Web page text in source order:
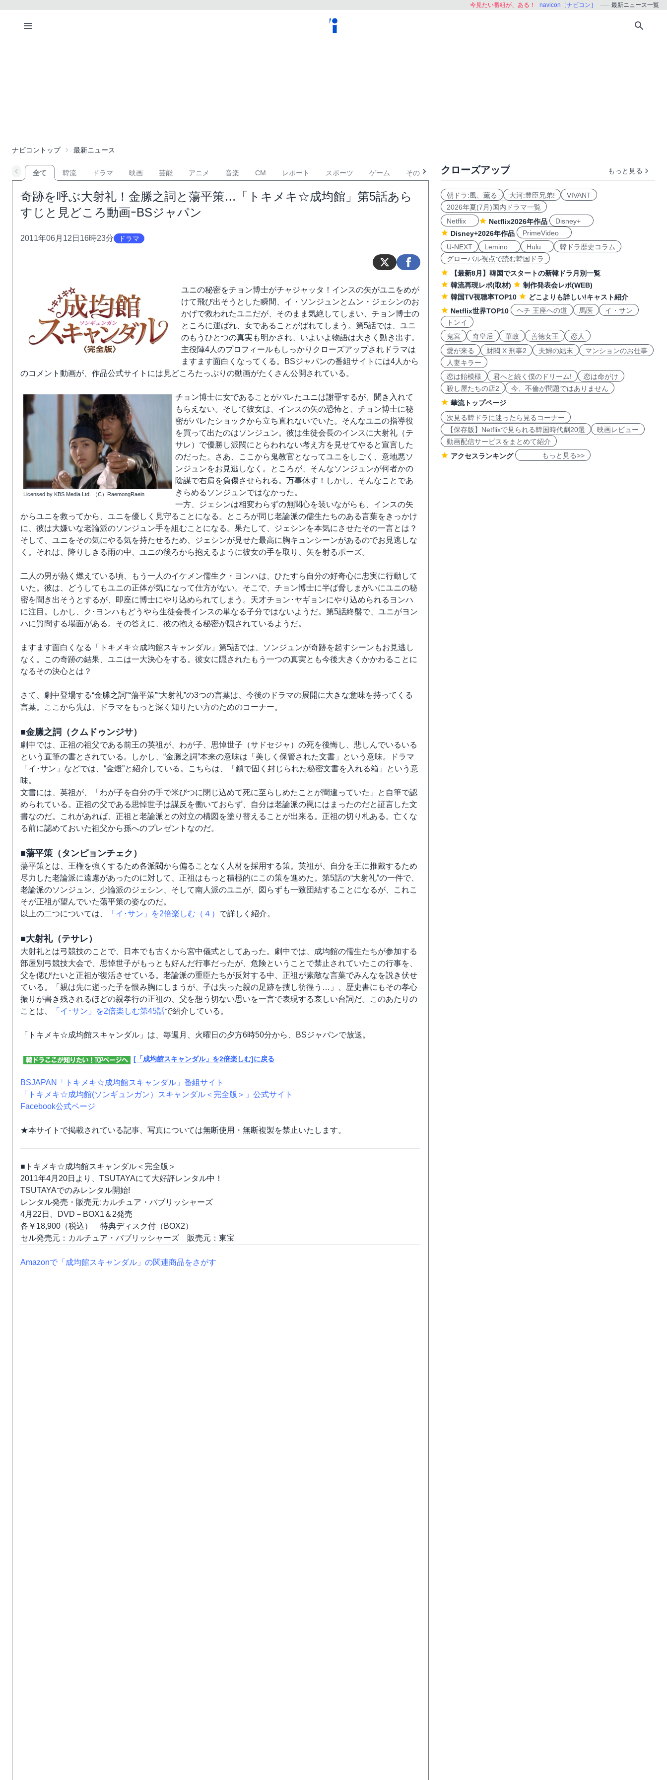
今見たい番組が、ある！ navicon［ナビコン］ 最新ニュース一覧
ナビコントップ 最新ニュース
全て 韓流 ドラマ 映画 芸能 アニメ 音楽 CM レポート スポーツ ゲーム その他
奇跡を呼ぶ大射礼！金縢之詞と蕩平策…「トキメキ☆成均館」第5話あら
すじと見どころ動画ｰBSジャパン
2011年06月12日16時23分 ドラマ
ユニの秘密をチョン博士がチャジャッタ！インスの矢がユニをめが
けて飛び出そうとした瞬間、イ・ソンジュンとムン・ジェシンのお
かげで救われたユニだが、そのまま気絶してしまい、チョン博士の
ところに運ばれ、女であることがばれてしまう。第5話では、ユニ
のもうひとつの真実も明かされ、いよいよ物語は大きく動き出す。
主役陣4人のプロフィールもしっかりクローズアップされドラマは
ますます面白くなってくる。BSジャパンの番組サイトには4人から
のコメント動画が、作品公式サイトには見どころたっぷりの動画がたくさん公開されている。
Licensed by KBS Media Ltd. （C）RaemongRaein
チョン博士に女であることがバレたユニは謝罪するが、聞き入れて
もらえない。そして彼女は、インスの矢の恐怖と、チョン博士に秘
密がバレたショックから立ち直れないでいた。そんなユニの指導役
を買って出たのはソンジュン。彼は生徒会長のインスに大射礼（テ
サレ）で優勝し派閥にとらわれない考え方を見せてやると宣言した
のだった。さあ、ここから鬼教官となってユニをしごく、意地悪ソ
ンジュンをお見逃しなく。ところが、そんなソンジュンが何者かの
陰謀で右肩を負傷させられる。万事休す！しかし、そんなことであ
きらめるソンジュンではなかった。
一方、ジェシンは相変わらずの無関心を装いながらも、インスの矢
からユニを救ってから、ユニを優しく見守ることになる。ところが同じ老論派の儒生たちのある言葉をきっかけ
に、彼は大嫌いな老論派のソンジュン手を組むことになる。果たして、ジェシンを本気にさせたその一言とは？
そして、ユニをその気にやる気を持たせるため、ジェシンが見せた最高に胸キュンシーンがあるのでお見逃しな
く。それは、降りしきる雨の中、ユニの後ろから抱えるように彼女の手を取り、矢を射るポーズ。
二人の男が熱く燃えている頃、もう一人のイケメン儒生ク・ヨンハは、ひたすら自分の好奇心に忠実に行動して
いた。彼は、どうしてもユニの正体が気になって仕方がない。そこで、チョン博士に半ば脅しまがいにユニの秘
密を聞き出そうとするが、即座に博士にやり込められてしまう。天才チョン･ヤギョンにやり込められるヨンハ
に注目。しかし、ク･ヨンハもどうやら生徒会長インスの単なる子分ではないようだ。第5話終盤で、ユニがヨン
ハに質問する場面がある。その答えに、彼の抱える秘密が隠されているようだ。
ますます面白くなる「トキメキ☆成均館スキャンダル」第5話では、ソンジュンが奇跡を起すシーンもお見逃し
なく。この奇跡の結果、ユニは一大決心をする。彼女に隠されたもう一つの真実とも今後大きくかかわることに
なるその決心とは？
さて、劇中登場する“金縢之詞”“蕩平策”“大射礼”の3つの言葉は、今後のドラマの展開に大きな意味を持ってくる
言葉。ここから先は、ドラマをもっと深く知りたい方のためのコーナー。
■金縢之詞（クムドゥンジサ）
劇中では、正祖の祖父である前王の英祖が、わが子、思悼世子（サドセジャ）の死を後悔し、悲しんでいるいる
という直筆の書とされている。しかし、“金縢之詞”本来の意味は「美しく保管された文書」という意味。ドラマ
「イ･サン」などでは、“金燈”と紹介している。こちらは、「鎖で固く封じられた秘密文書を入れる箱」という意
味。
文書には、英祖が、「わが子を自分の手で米びつに閉じ込めて死に至らしめたことが間違っていた」と自筆で認
められている。正祖の父である思悼世子は謀反を働いておらず、自分は老論派の罠にはまったのだと証言した文
書なのだ。これがあれば、正祖と老論派との対立の構図を塗り替えることが出来る。正祖の切り札ある。亡くな
る前に認めておいた祖父から孫へのプレゼントなのだ。
■蕩平策（タンピョンチェク）
蕩平策とは、王権を強くするため各派閥から偏ることなく人材を採用する策。英祖が、自分を王に推戴するため
尽力した老論派に遠慮があったのに対して、正祖はもっと積極的にこの策を進めた。第5話の“大射礼”の一件で、
老論派のソンジュン、少論派のジェシン、そして南人派のユニが、図らずも一致団結することになるが、これこ
そが正祖が望んでいた蕩平策の姿なのだ。
以上の二つについては、
「イ･サン」を2倍楽しむ（４） で詳しく紹介。
■大射礼（テサレ）
大射礼とは弓競技のことで、日本でも古くから宮中儀式としてあった。劇中では、成均館の儒生たちが参加する
部屋別弓競技大会で、思悼世子がもっとも好んだ行事だったが、危険ということで禁止されていたこの行事を、
父を偲びたいと正祖が復活させている。老論派の重臣たちが反対する中、正祖が素敵な言葉でみんなを説き伏せ
ている。「親は先に逝った子を恨み胸にしまうが、子は失った親の足跡を捜し彷徨う…」、歴史書にもその孝心
振りが書き残されるほどの親孝行の正祖の、父を想う切ない思いを一言で表現する哀しい台詞だ。このあたりの
ことは、
「イ･サン」を2倍楽しむ第45話で紹介している。
「トキメキ☆成均館スキャンダル」は、毎週月、火曜日の夕方6時50分から、BSジャパンで放送。
[「成均館スキャンダル」を2倍楽しむ]に戻る
BSJAPAN「トキメキ☆成均館スキャンダル」番組サイト
「トキメキ☆成均館(ソンギュンガン）スキャンダル＜完全版＞」公式サイト
Facebook公式ページ
★本サイトで掲載されている記事、写真については無断使用・無断複製を禁止いたします。
■トキメキ☆成均館スキャンダル＜完全版＞
2011年4月20日より、TSUTAYAにて大好評レンタル中！
TSUTAYAでのみレンタル開始!
レンタル発売・販売元:カルチュア・パブリッシャーズ
4月22日、DVD－BOX1＆2発売
各￥18,900（税込） 特典ディスク付（BOX2）
セル発売元：カルチュア・パブリッシャーズ 販売元：東宝
Amazonで「成均館スキャンダル」の関連商品をさがす
クローズアップ もっと見る
朝ドラ:風、薫る 大河:豊臣兄弟!
VIVANT
2026年夏(7月)国内ドラマ一覧
Netflix
Netflix2026年作品
Disney+
Disney+2026年作品
PrimeVideo
U-NEXT
Lemino Hulu
韓ドラ歴史コラム
グローバル視点で読む韓国ドラ
【最新8月】韓国でスタートの新韓ドラ月別一覧
韓流再現レポ(取材)
制作発表会レポ(WEB)
韓国TV視聴率TOP10
どこよりも詳しい!キャスト紹介
Netflix世界TOP10
ヘチ 王座への道 馬医
イ・サン
トンイ
鬼宮
奇皇后 華政 善徳女王
恋人
愛が来る
財閥 X 刑事2 夫婦の結末
マンションのお仕事
人妻キラー
恋は飴模様
君へと続く僕のドリーム!
恋は命がけ
殺し屋たちの店2
今、不倫が問題ではありません
華流トップページ
次見る韓ドラに迷ったら見るコーナー
【保存版】Netflixで見られる韓国時代劇20選
映画レビュー
動画配信サービスをまとめて紹介
アクセスランキング
もっと見る>>